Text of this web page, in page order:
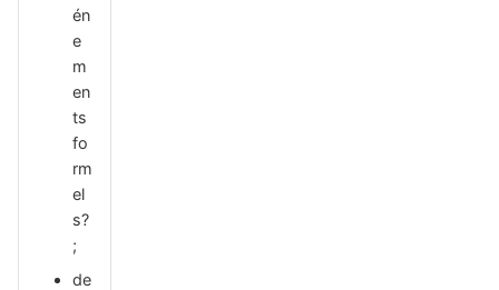
én
e
m
en
ts
fo
rm
el
s?
;
de